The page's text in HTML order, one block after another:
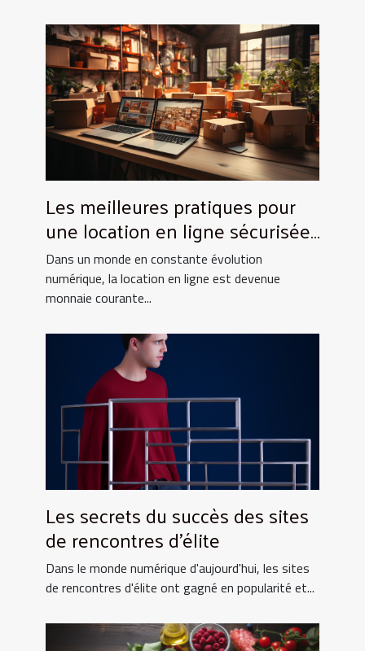
Les meilleures pratiques pour
une location en ligne sécurisée
et efficace
Dans un monde en constante évolution
numérique, la location en ligne est devenue
monnaie courante...
Les secrets du succès des sites
de rencontres d'élite
Dans le monde numérique d'aujourd'hui, les sites
de rencontres d'élite ont gagné en popularité et...